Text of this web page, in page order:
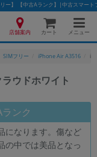
ー】 【中古Aランク】|中古スマート
店舗案内 カート メニュー
SIMフリー iPhone Air A3516
ウドホワイト
ンク
になります。傷など
の中では美品となっ
る